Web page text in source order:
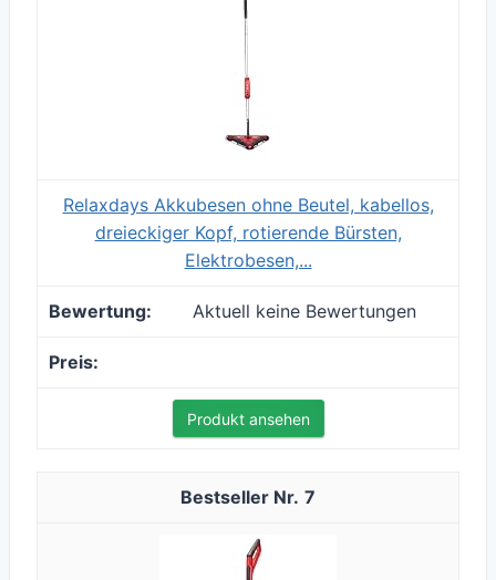
Relaxdays Akkubesen ohne Beutel, kabellos,
dreieckiger Kopf, rotierende Bürsten,
Elektrobesen,...
Aktuell keine Bewertungen
Produkt ansehen
7